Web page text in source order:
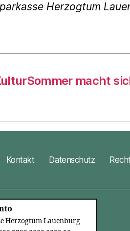
Herzogtum
macht
Kontakt Datenschutz Recht
Herzogtum Lauenburg